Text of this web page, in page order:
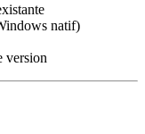
natif)
version